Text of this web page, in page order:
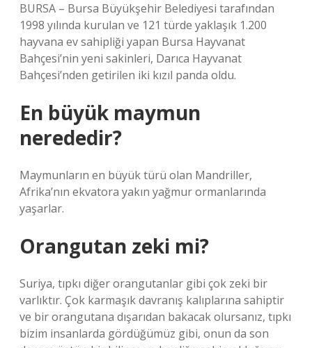
BURSA – Bursa Büyükşehir Belediyesi tarafından
1998 yılında kurulan ve 121 türde yaklaşık 1.200
hayvana ev sahipliği yapan Bursa Hayvanat
Bahçesi’nin yeni sakinleri, Darıca Hayvanat
Bahçesi’nden getirilen iki kızıl panda oldu.
En büyük maymun
nerededir?
Maymunların en büyük türü olan Mandriller,
Afrika’nın ekvatora yakın yağmur ormanlarında
yaşarlar.
Orangutan zeki mi?
Suriya, tıpkı diğer orangutanlar gibi çok zeki bir
varlıktır. Çok karmaşık davranış kalıplarına sahiptir
ve bir orangutana dışarıdan bakacak olursanız, tıpkı
bizim insanlarda gördüğümüz gibi, onun da son